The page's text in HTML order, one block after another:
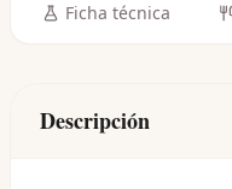
Ficha técnica
Descripción